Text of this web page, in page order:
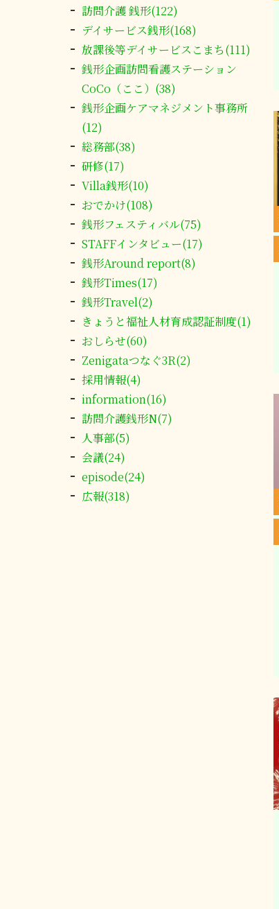
訪問介護 銭形(122)
デイサービス銭形(168)
放課後等デイサービスこまち(111)
銭形企画訪問看護ステーション
CoCo（ここ）(38)
銭形企画ケアマネジメント事務所
(12)
総務部(38)
研修(17)
Villa銭形(10)
おでかけ(108)
銭形フェスティバル(75)
STAFFインタビュー(17)
銭形Around report(8)
銭形Times(17)
銭形Travel(2)
きょうと福祉人材育成認証制度(1)
おしらせ(60)
Zenigataつなぐ3R(2)
採用情報(4)
information(16)
訪問介護銭形N(7)
人事部(5)
会議(24)
episode(24)
広報(318)